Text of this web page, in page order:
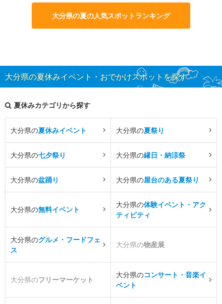
大分県の夏の人気スポットランキング
大分県の夏休みイベント・おでかけスポットを探す
夏休みカテゴリから探す
大分県の夏休みイベント 大分県の夏祭り
大分県の七夕祭り 大分県の縁日・納涼祭
大分県の盆踊り 大分県の屋台のある夏祭り
大分県の無料イベント
大分県の体験イベント・アク
ティビティ
大分県のグルメ・フードフェ
ス
大分県の物産展
大分県のフリーマーケット
大分県のコンサート・音楽イ
ベント